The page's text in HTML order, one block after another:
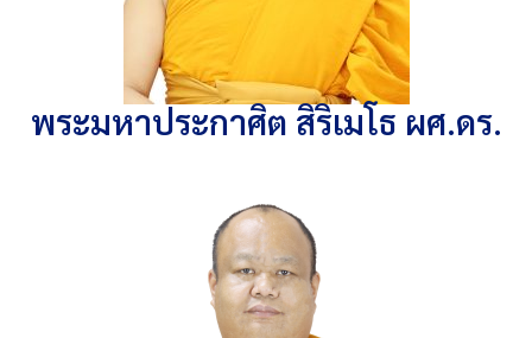
พระมหาประกาศิต สิริเมโธ ผศ.ดร.